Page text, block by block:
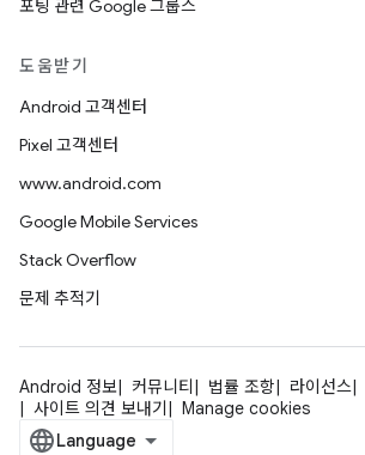
포팅 관련 Google 그룹스
도움받기
Android 고객센터
Pixel 고객센터
www.android.com
Google Mobile Services
Stack Overflow
문제 추적기
Android 정보 커뮤니티 법률 조항 라이선스
사이트 의견 보내기
Manage cookies